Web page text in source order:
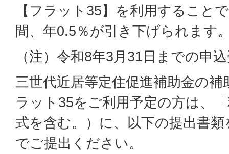
【フラット35】を利用すること
間、年0.5％が引き下げられます
（注）令和8年3月31日までの申
三世代近居等定住促進補助金の
ラット35をご利用予定の方は、
式を含む。）に、以下の提出書
でご提出ください。